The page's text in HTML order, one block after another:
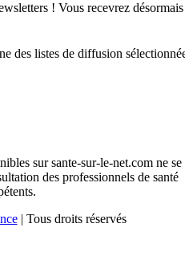
! Vous recevrez désormais
des listes de diffusion
sur sante-sur-le-net.com ne se
des professionnels de santé
| Tous droits réservés